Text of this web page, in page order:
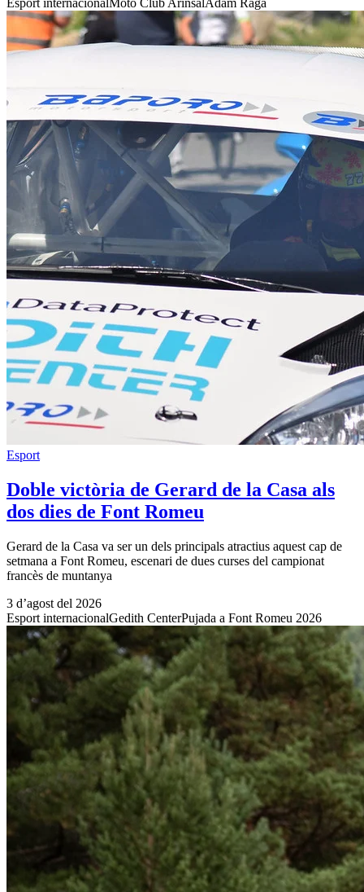
Esport
Doble victòria de Gerard de la Casa als
dos dies de Font Romeu
Gerard de la Casa va ser un dels principals atractius aquest cap de
setmana a Font Romeu, escenari de dues curses del campionat
francès de muntanya
3 d’agost del 2026
Esport internacionalGedith CenterPujada a Font Romeu 2026